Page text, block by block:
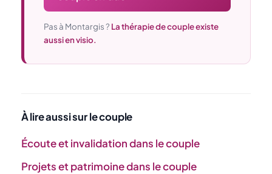
Pas à Montargis ? La thérapie de couple existe
aussi en visio.
À lire aussi sur le couple
Écoute et invalidation dans le couple
Projets et patrimoine dans le couple